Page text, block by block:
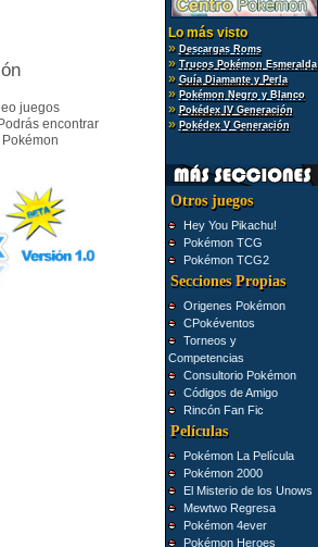
Lo más visto
» Descargas Roms
» Trucos Pokémon Esmeralda
» Guía Diamante y Perla
» Pokémon Negro y Blanco
» Pokédex IV Generación
» Pokédex V Generación
Otros juegos
Hey You Pikachu!
Pokémon TCG
Pokémon TCG2
Secciones Propias
Origenes Pokémon
CPokéventos
Torneos y
Competencias
Consultorio Pokémon
Códigos de Amigo
Rincón Fan Fic
Películas
Pokémon La Película
Pokémon 2000
El Misterio de los Unows
Mewtwo Regresa
Pokémon 4ever
Pokémon Heroes
juegos
encontrar